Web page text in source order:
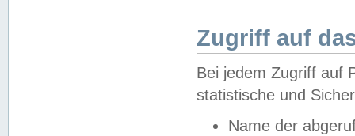
Zugriff auf
Bei jedem Zugriff auf
statistische und
Name der